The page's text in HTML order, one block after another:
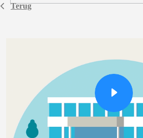
Terug